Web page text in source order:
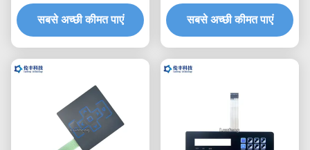
सबसे अच्छी कीमत पाएं
स्विच कीपैड:
सबसे अच्छी कीमत पाएं